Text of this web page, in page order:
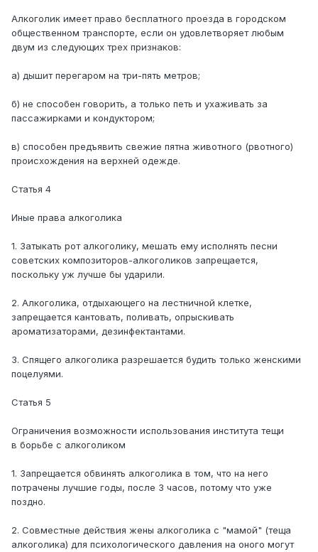
Алкоголик имеет право бесплатного проезда в городском
общественном транспорте, если он удовлетворяет любым
двум из следующих трех признаков:
а) дышит перегаром на три-пять метров;
б) не способен говорить, а только петь и ухаживать за
пассажирками и кондуктором;
в) способен предъявить свежие пятна животного (рвотного)
происхождения на верхней одежде.
Статья 4
Иные права алкоголика
1. Затыкать рот алкоголику, мешать ему исполнять песни
советских композиторов-алкоголиков запрещается,
поскольку уж лучше бы ударили.
2. Алкоголика, отдыхающего на лестничной клетке,
запрещается кантовать, поливать, опрыскивать
ароматизаторами, дезинфектантами.
3. Спящего алкоголика разрешается будить только женскими
поцелуями.
Статья 5
Ограничения возможности использования института тещи
в борьбе с алкоголиком
1. Запрещается обвинять алкоголика в том, что на него
потрачены лучшие годы, после 3 часов, потому что уже
поздно.
2. Совместные действия жены алкоголика с "мамой" (теща
алкоголика) для психологического давления на оного могут